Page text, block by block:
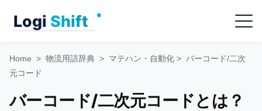
Menu
Home > 物流用語辞典 > マテハン・自動化 > バーコード/二次
元コード
バーコード/二次元コードとは？